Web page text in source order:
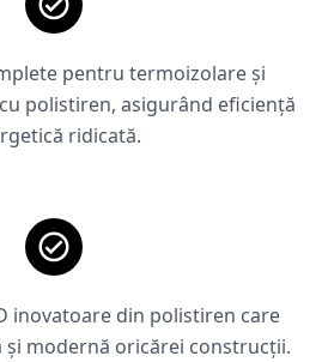
pentru termoizolare și
polistiren, asigurând eficiență
ridicată.
inovatoare din polistiren care
și modernă oricărei construcții.